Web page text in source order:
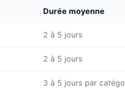
Durée moyenne
2 à 5 jours
2 à 5 jours
3 à 5 jours par